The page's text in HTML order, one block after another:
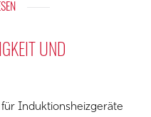
EXPAND
UND
Induktionsheizgeräte